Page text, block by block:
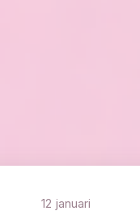
12 januari